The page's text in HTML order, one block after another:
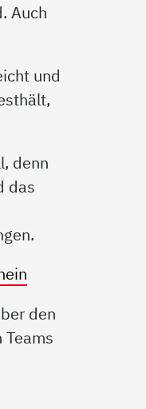
Auch
und
denn
das
den